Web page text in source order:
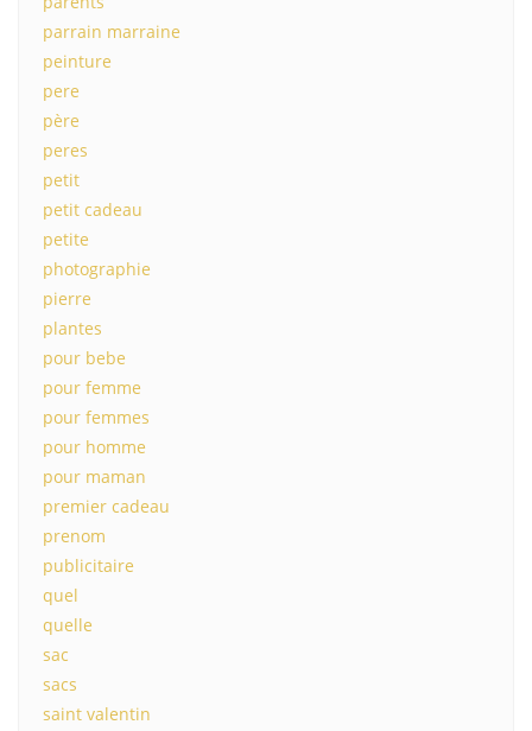
parrain marraine
peinture
pere
père
peres
petit
petit cadeau
petite
photographie
pierre
plantes
pour bebe
pour femme
pour femmes
pour homme
pour maman
premier cadeau
prenom
publicitaire
quel
quelle
sac
sacs
saint valentin